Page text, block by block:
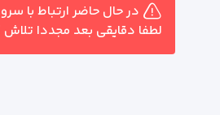
در حال حاضر ارتباط با
لطفا دقایقی بعد مجددا تلاش